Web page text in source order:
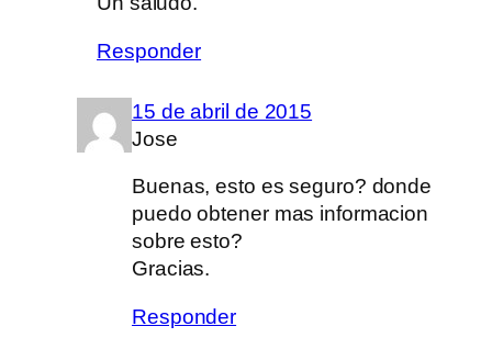
Responder
15 de abril de 2015
Jose
Buenas, esto es seguro? donde
puedo obtener mas informacion
sobre esto?
Gracias.
Responder